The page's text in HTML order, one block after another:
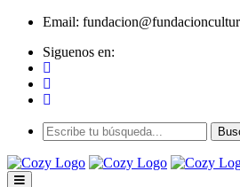
Email:
Siguenos en: